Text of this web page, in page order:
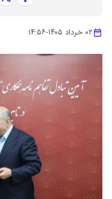
۰۲ خرداد ۱۴۰۵ -۱۴:۵۶